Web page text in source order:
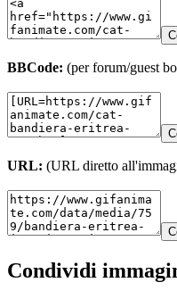
BBCode: (per forum/guest
URL: (URL diretto
Condividi